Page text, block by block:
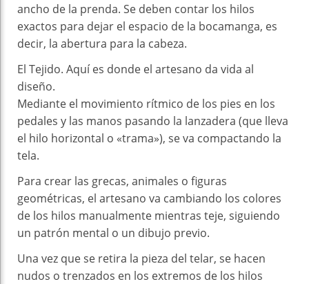
ancho de la prenda. Se deben contar los hilos
exactos para dejar el espacio de la bocamanga, es
decir, la abertura para la cabeza.
El Tejido. Aquí es donde el artesano da vida al
diseño.
Mediante el movimiento rítmico de los pies en los
pedales y las manos pasando la lanzadera (que lleva
el hilo horizontal o «trama»), se va compactando la
tela.
Para crear las grecas, animales o figuras
geométricas, el artesano va cambiando los colores
de los hilos manualmente mientras teje, siguiendo
un patrón mental o un dibujo previo.
Una vez que se retira la pieza del telar, se hacen
nudos o trenzados en los extremos de los hilos